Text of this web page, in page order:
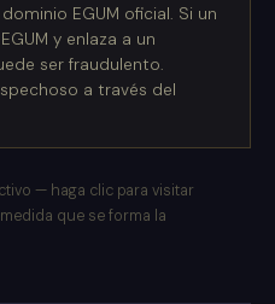
EGUM oficial. Si un
y enlaza a un
ser fraudulento.
a través del
— haga clic para visitar
que se forma la